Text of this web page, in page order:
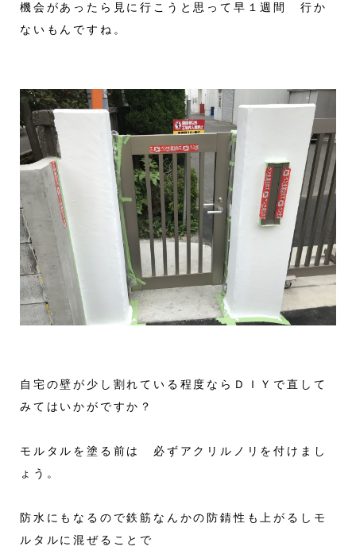
機会があったら見に行こうと思って早１週間 行か
ないもんですね。
自宅の壁が少し割れている程度ならＤＩＹで直して
みてはいかがですか？
モルタルを塗る前は 必ずアクリルノリを付けまし
ょう。
防水にもなるので鉄筋なんかの防錆性も上がるしモ
ルタルに混ぜることで